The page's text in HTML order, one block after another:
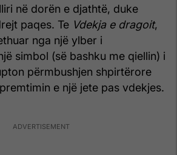
në dorën e djathtë, duke
paqes. Te Vdekja e dragoit,
nga një ylber i
simbol (së bashku me qiellin) i
përmbushjen shpirtërore
e një jete pas vdekjes.